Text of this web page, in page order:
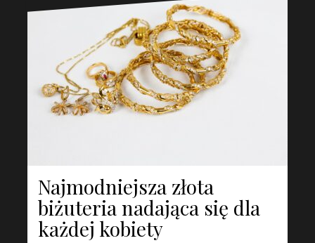
Najmodniejsza złota
biżuteria nadająca się dla
każdej kobiety